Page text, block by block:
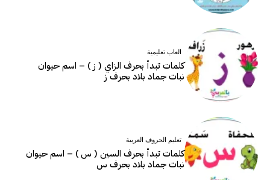
العاب تعليمية
كلمات تبدأ بحرف الزاي ( ز ) – اسم حيوان
نبات جماد بلاد بحرف ز
تعليم الحروف العربية
كلمات تبدأ بحرف السين ( س ) – اسم حيوان
نبات جماد بلاد بحرف س